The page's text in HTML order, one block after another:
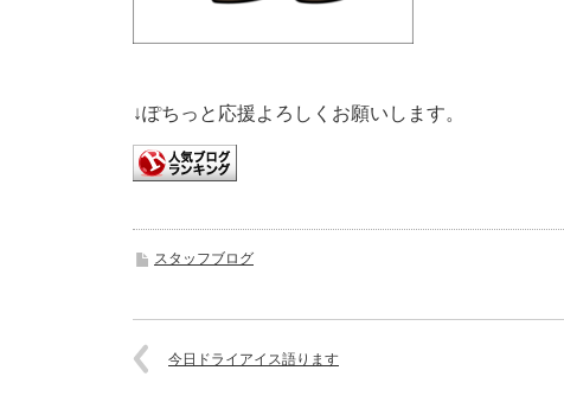
↓ぽちっと応援よろしくお願いします。
スタッフブログ
今日ドライアイス語ります